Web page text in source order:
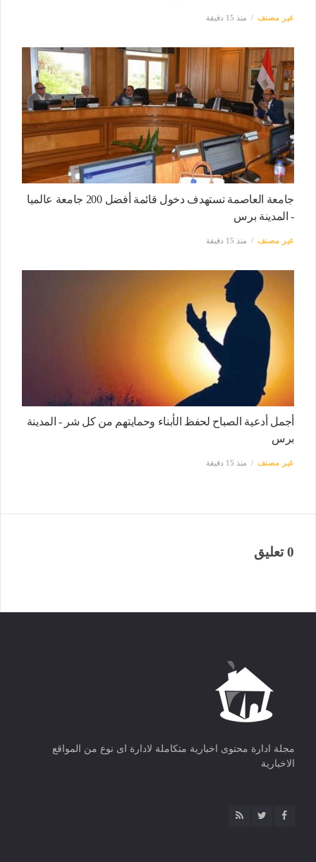
غير مصنف منذ 15 دقيقة
جامعة العاصمة تستهدف دخول قائمة أفضل 200 جامعة عالميا
- المدينة برس
غير مصنف منذ 15 دقيقة
أجمل أدعية الصباح لحفظ الأبناء وحمايتهم من كل شر - المدينة
برس
غير مصنف منذ 15 دقيقة
0 تعليق
مجلة ادارة محتوى اخبارية متكاملة لادارة اى نوع من المواقع
الاخبارية